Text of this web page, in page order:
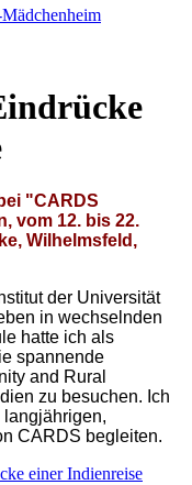
"CARDS
vom 12. bis 22.
Wilhelmsfeld,
der Universität
in wechselnden
hatte ich als
spannende
and Rural
zu besuchen. Ich
langjährigen,
CARDS begleiten.
einer Indienreise